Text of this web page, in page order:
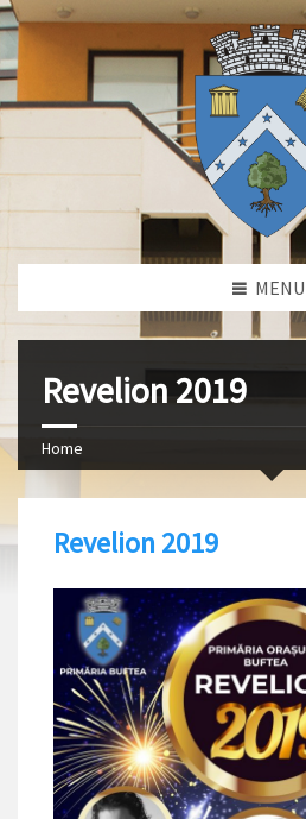
MENU
Revelion 2019
Home
Revelion 2019